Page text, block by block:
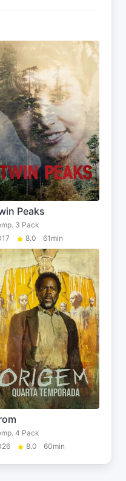
Peaks
3 Pack
8.0 61min
4 Pack
8.0 60min